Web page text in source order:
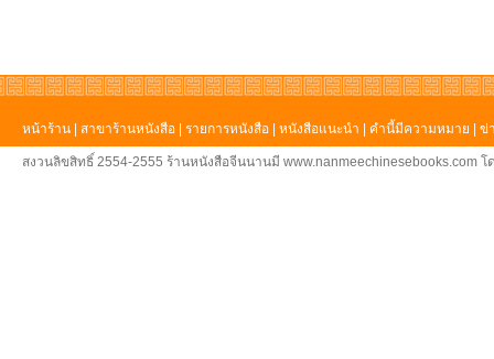
หน้าร้าน สาขาร้านหนังสือ รายการหนังสือ หนังสือแนะนำ คำนี้มีความหมาย ข่
สงวนลิขสิทธิ์ 2554-2555 ร้านหนังสือจีนนานมี www.nanmeechinesebooks.com